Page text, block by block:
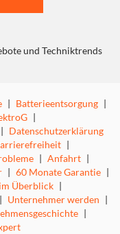
und Techniktrends
| Batterieentsorgung |
|
| Datenschutzerklärung
|
| Anfahrt |
| 60 Monate Garantie |
Überblick |
| Unternehmer werden |
|